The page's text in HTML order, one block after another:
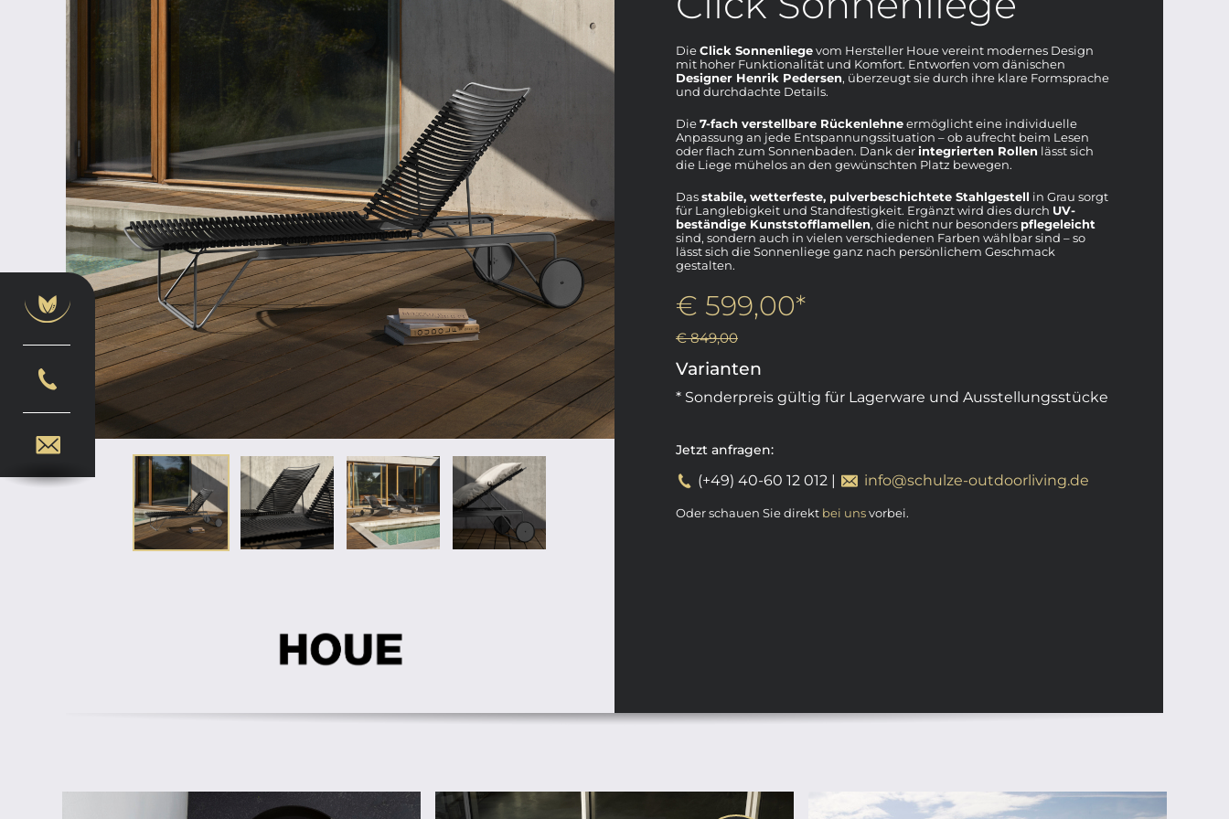
DieClick Sonnenliegevom Hersteller Houe vereint modernes Design
mit hoher Funktionalität und Komfort. Entworfen vom dänischen
Designer Henrik Pedersen, überzeugt sie durch ihre klare Formsprache
und durchdachte Details.
Die7-fach verstellbare Rückenlehneermöglicht eine individuelle
Anpassung an jede Entspannungssituation – ob aufrecht beim Lesen
oder flach zum Sonnenbaden. Dank derintegrierten Rollen lässt sich
die Liege mühelos an den gewünschten Platz bewegen.
Dasstabile, wetterfeste, pulverbeschichtete Stahlgestell in Grau sorgt
für Langlebigkeit und Standfestigkeit. Ergänzt wird dies durch UV-
beständige Kunststofflamellen, die nicht nur besonders pflegeleicht
sind, sondern auch in vielen verschiedenen Farben wählbar sind – so
lässt sich die Sonnenliege ganz nach persönlichem Geschmack
gestalten.
€ 599,00*
€ 849,00
Varianten
* Sonderpreis gültig für Lagerware und Ausstellungsstücke
Jetzt anfragen:
(+49) 40-60 12 012 | info@schulze-outdoorliving.de
Oder schauen Sie direkt bei unsvorbei.